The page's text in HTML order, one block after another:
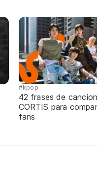
#kpop
42 frases de
CORTIS para
fans